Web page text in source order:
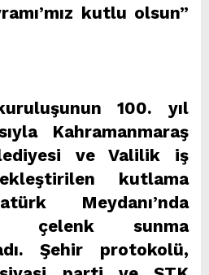
kutlu olsun”
100. yıl
Kahramanmaraş
ve Valilik iş
kutlama
Meydanı’nda
çelenk sunma
Şehir protokolü,